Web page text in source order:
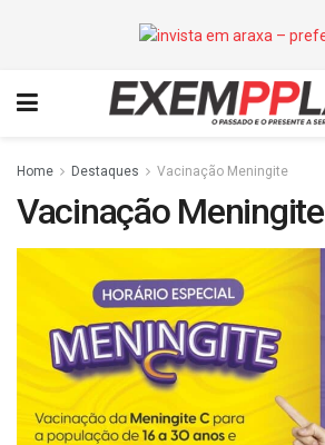
Home Destaques Vacinação Meningite
Vacinação Meningite